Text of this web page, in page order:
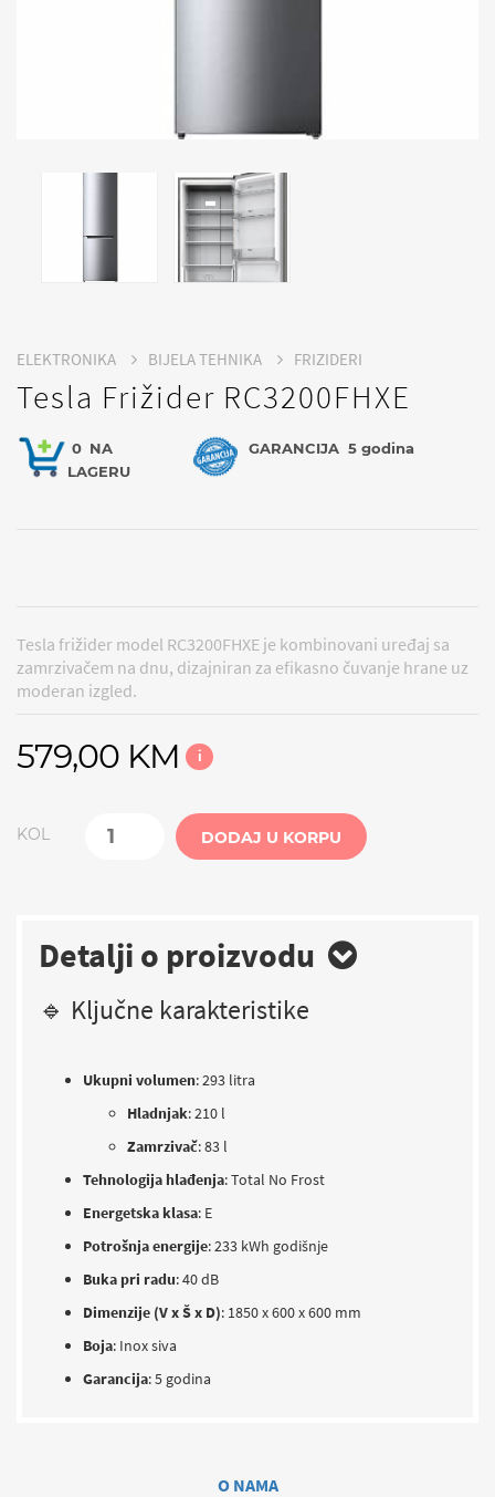
ELEKTRONIKA BIJELA TEHNIKA FRIZIDERI
Tesla Frižider RC3200FHXE
0 NA
LAGERU
GARANCIJA 5 godina
Tesla frižider model RC3200FHXE je kombinovani uređaj sa
zamrzivačem na dnu, dizajniran za efikasno čuvanje hrane uz
moderan izgled.
579,00 KM i
KOL DODAJ U KORPU
Detalji o proizvodu
🔹 Ključne karakteristike
Ukupni volumen:293 litra
Hladnjak:210 l
Zamrzivač: 83 l
Tehnologija hlađenja:Total No Frost
Energetska klasa: E
Potrošnja energije:233 kWh godišnje
Buka pri radu:40 dB
Dimenzije (V x Š x D): 1850 x 600 x 600 mm
Boja: Inox siva
Garancija:5 godina
O NAMA